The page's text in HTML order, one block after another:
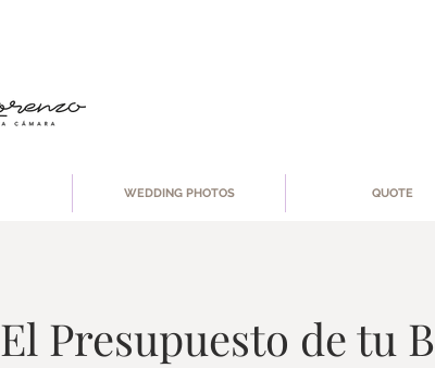
WEDDING PHOTOS QUOTE
El Presupuesto de tu